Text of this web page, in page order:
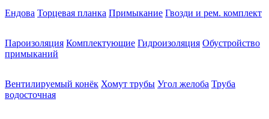
Ендова Торцевая планка Примыкание Гвозди и рем. комплект
Пароизоляция Комплектующие Гидроизоляция Обустройство
примыканий
Вентилируемый конёк Хомут трубы Угол желоба Труба
водосточная